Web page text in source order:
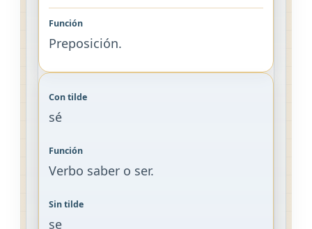
Preposición.
sé
Verbo saber o ser.
se